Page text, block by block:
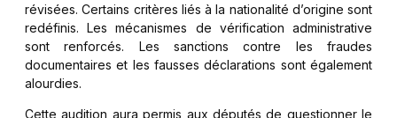
révisées. Certains critères liés à la nationalité d’origine sont
redéfinis. Les mécanismes de vérification administrative
sont renforcés. Les sanctions contre les fraudes
documentaires et les fausses déclarations sont également
alourdies.
Cette audition aura permis aux députés de questionner le